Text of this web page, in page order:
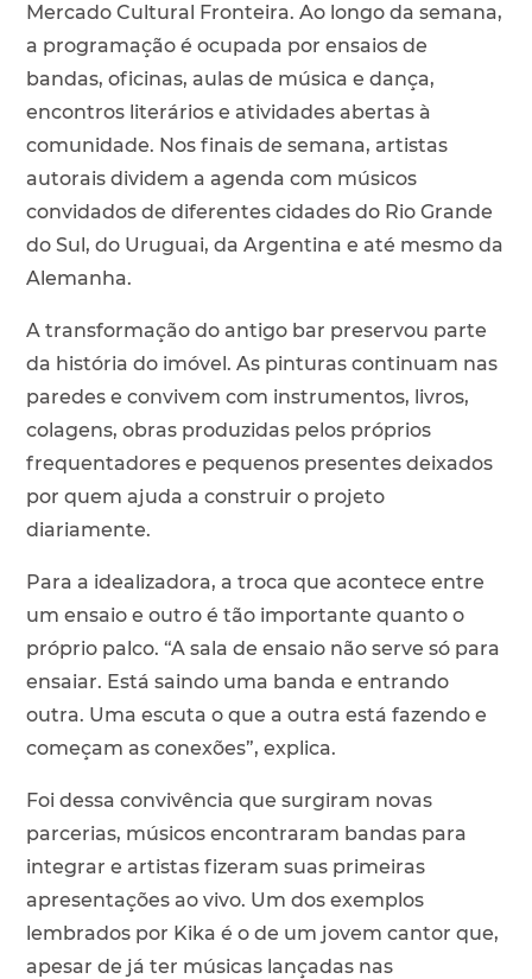
Mercado Cultural Fronteira. Ao longo da semana,
a programação é ocupada por ensaios de
bandas, oficinas, aulas de música e dança,
encontros literários e atividades abertas à
comunidade. Nos finais de semana, artistas
autorais dividem a agenda com músicos
convidados de diferentes cidades do Rio Grande
do Sul, do Uruguai, da Argentina e até mesmo da
Alemanha.
A transformação do antigo bar preservou parte
da história do imóvel. As pinturas continuam nas
paredes e convivem com instrumentos, livros,
colagens, obras produzidas pelos próprios
frequentadores e pequenos presentes deixados
por quem ajuda a construir o projeto
diariamente.
Para a idealizadora, a troca que acontece entre
um ensaio e outro é tão importante quanto o
próprio palco. “A sala de ensaio não serve só para
ensaiar. Está saindo uma banda e entrando
outra. Uma escuta o que a outra está fazendo e
começam as conexões”, explica.
Foi dessa convivência que surgiram novas
parcerias, músicos encontraram bandas para
integrar e artistas fizeram suas primeiras
apresentações ao vivo. Um dos exemplos
lembrados por Kika é o de um jovem cantor que,
apesar de já ter músicas lançadas nas